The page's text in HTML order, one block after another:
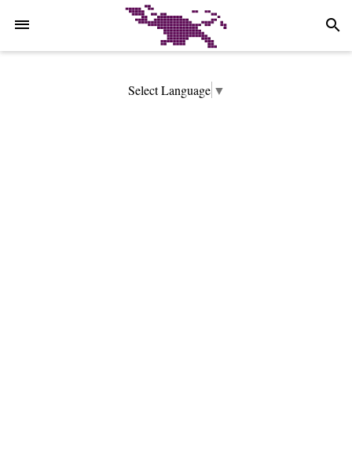
search
Select Language ▼